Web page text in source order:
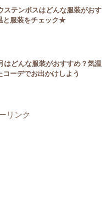
ステンボスはどんな服装がおす
と服装をチェック★
はどんな服装がおすすめ？気温
コーデでお出かけしよう
リンク